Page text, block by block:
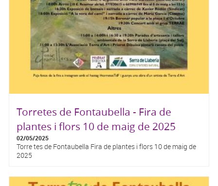
Torretes de Fontaubella - Fira de
plantes i flors 10 de maig de 2025
02/05/2025
Torre tes de Fontaubella Fira de plantes i flors 10 de maig de
2025